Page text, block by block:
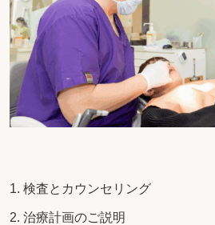
検査とカウンセリング
治療計画のご説明